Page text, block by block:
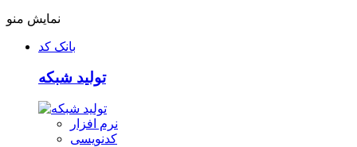
نمایش منو
بانک کد
تولید شبکه
نرم افزار
کدنویسی